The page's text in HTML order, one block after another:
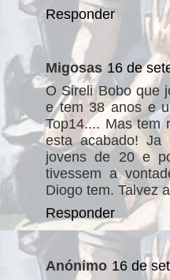
Responder
Migosas 16 de
O Sireli Bobo que
e tem 38 anos e
Top14.... Mas tem
esta acabado!
jovens de 20 e
tivessem a
Diogo tem. Talvez
Responder
Anónimo 16 de